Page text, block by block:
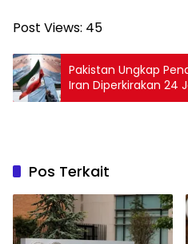
Post Views: 45
Pakistan Ungkap
Iran Diperkirakan 24
Pos Terkait